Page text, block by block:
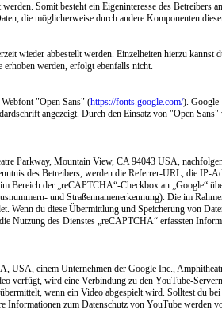
Somit besteht ein Eigeninteresse des Betreibers
die möglicherweise durch andere Komponenten
wieder abbestellt werden. Einzelheiten hierzu kannst
werden, erfolgt ebenfalls nicht.
"Open Sans" (https://fonts.google.com/).
angezeigt. Durch den Einsatz von "Open
Parkway, Mountain View, CA 94043 USA,
des Betreibers, werden die Referrer-URL, die IP-
der „reCAPTCHA“-Checkbox an „Google“
und Straßennamenerkennung). Die im
du diese Übermittlung und Speicherung von
Nutzung des Dienstes „reCAPTCHA“ erfassten
einem Unternehmen der Google Inc.,
verfügt, wird eine Verbindung zu den YouTube-
wenn ein Video abgespielt wird. Solltest du
zum Datenschutz von YouTube werden